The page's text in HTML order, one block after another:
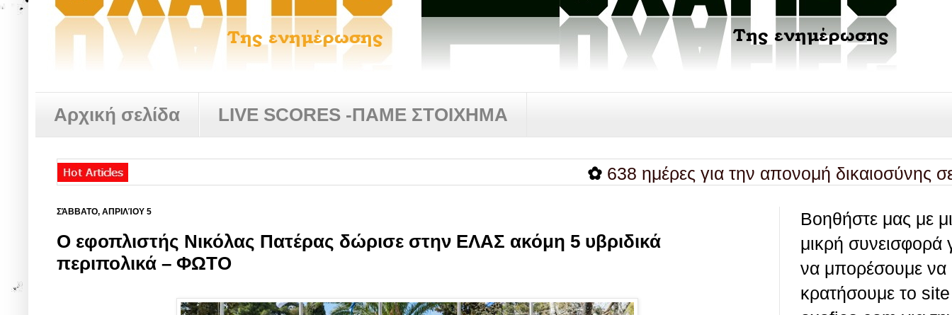
Αρχική σελίδα LIVE SCORES -ΠΑΜΕ ΣΤΟΙΧΗΜΑ
638 ημέρες για την απονομή δικαιοσύνης σε
ΣΆΒΒΑΤΟ, ΑΠΡΙΛΊΟΥ 5
Ο εφοπλιστής Νικόλας Πατέρας δώρισε στην ΕΛΑΣ ακόμη 5 υβριδικά
περιπολικά – ΦΩΤΟ
Βοηθήστε μας με
μικρή συνεισφορά
να μπορέσουμε να
κρατήσουμε το site